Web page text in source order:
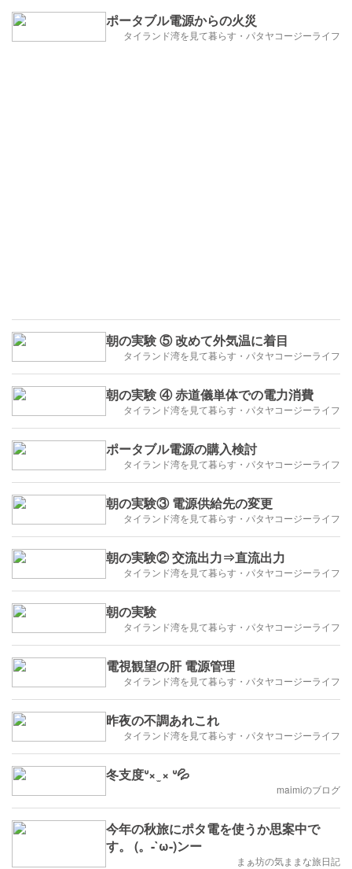
ポータブル電源からの火災
タイランド湾を見て暮らす・パタヤコージーライフ
朝の実験 ⑤ 改めて外気温に着目
タイランド湾を見て暮らす・パタヤコージーライフ
朝の実験 ④ 赤道儀単体での電力消費
タイランド湾を見て暮らす・パタヤコージーライフ
ポータブル電源の購入検討
タイランド湾を見て暮らす・パタヤコージーライフ
朝の実験③ 電源供給先の変更
タイランド湾を見て暮らす・パタヤコージーライフ
朝の実験② 交流出力⇒直流出力
タイランド湾を見て暮らす・パタヤコージーライフ
朝の実験
タイランド湾を見て暮らす・パタヤコージーライフ
電視観望の肝 電源管理
タイランド湾を見て暮らす・パタヤコージーライフ
昨夜の不調あれこれ
タイランド湾を見て暮らす・パタヤコージーライフ
冬支度ᐡ× ̫ × ᐡ💦
maimiのブログ
今年の秋旅にポタ電を使うか思案中で
す。 (。-`ω-)ンー
まぁ坊の気ままな旅日記